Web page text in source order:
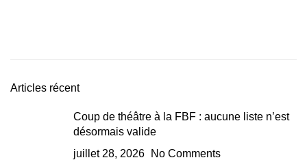
Articles récent
Coup de théâtre à la FBF : aucune liste n’est
désormais valide
juillet 28, 2026
No Comments